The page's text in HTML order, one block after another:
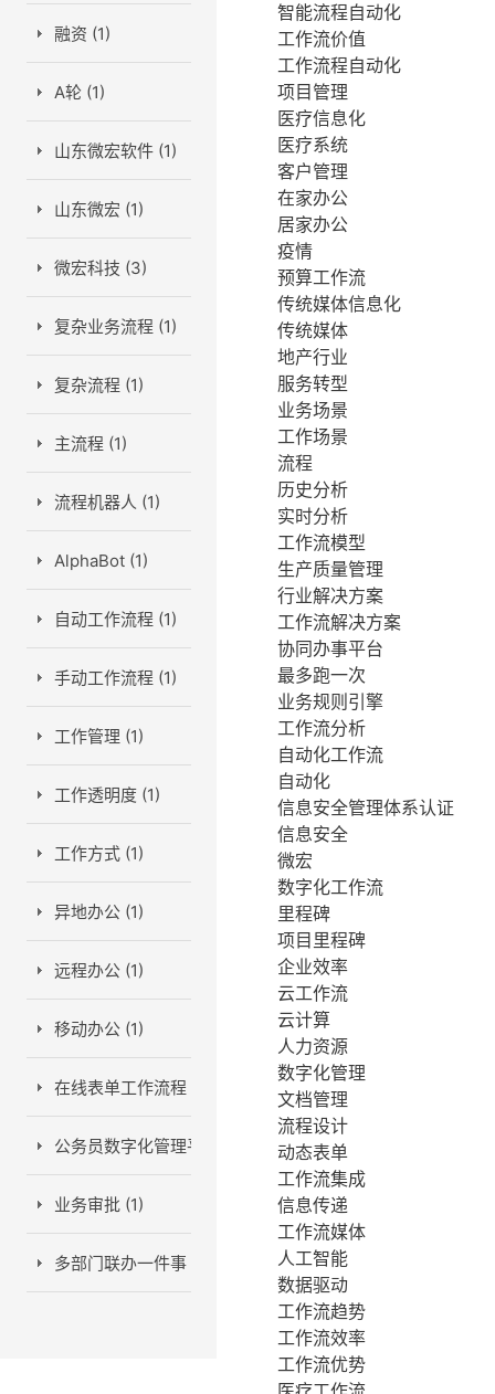
融资 (1)
A轮 (1)
山东微宏软件 (1)
山东微宏 (1)
微宏科技 (3)
复杂业务流程 (1)
复杂流程 (1)
主流程 (1)
流程机器人 (1)
AlphaBot (1)
自动工作流程 (1)
手动工作流程 (1)
工作管理 (1)
工作透明度 (1)
工作方式 (1)
异地办公 (1)
远程办公 (1)
移动办公 (1)
在线表单工作流程 (1)
公务员数字化管理平台 (1)
业务审批 (1)
多部门联办一件事 (2)
智能流程自动化
工作流价值
工作流程自动化
项目管理
医疗信息化
医疗系统
客户管理
在家办公
居家办公
疫情
预算工作流
传统媒体信息化
传统媒体
地产行业
服务转型
业务场景
工作场景
流程
历史分析
实时分析
工作流模型
生产质量管理
行业解决方案
工作流解决方案
协同办事平台
最多跑一次
业务规则引擎
工作流分析
自动化工作流
自动化
信息安全管理体系认证
信息安全
微宏
数字化工作流
里程碑
项目里程碑
企业效率
云工作流
云计算
人力资源
数字化管理
文档管理
流程设计
动态表单
工作流集成
信息传递
工作流媒体
人工智能
数据驱动
工作流趋势
工作流效率
工作流优势